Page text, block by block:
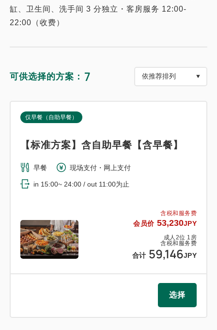
缸、卫生间、洗手间 3 分独立・客房服务 12:00-
22:00（收费）
可供选择的方案： 7
含税和服务费
会员价 53,230JPY
成人 2位 1 房
含税和服务费
合计 59,146JPY
仅早餐（自助早餐）
【标准方案】含自助早餐【含早餐】
早餐 现场支付・网上支付
in 15:00~ 24:00 / out 11:00为止
选择